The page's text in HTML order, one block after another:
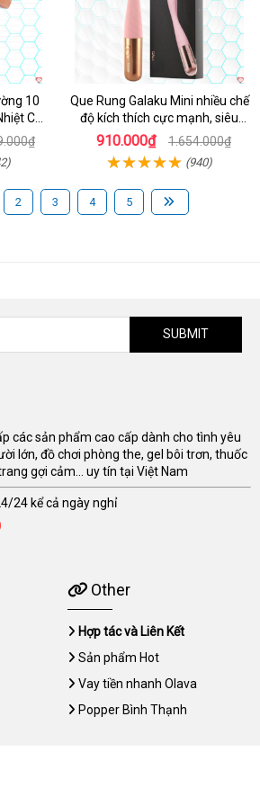
10
Cao
Que Rung Galaku Mini nhiều chế
độ kích thích cực mạnh, siêu
sướng
910.000₫ 1.654.000₫
(940)
2 3 4 5
SUBMIT
các sản phẩm cao cấp dành cho tình yêu
lớn, đồ chơi phòng the, gel bôi trơn, thuốc
gợi cảm... uy tín tại Việt Nam
24 kể cả ngày nghỉ
Other
Hợp tác và Liên Kết
Sản phẩm Hot
Vay tiền nhanh Olava
Popper Bình Thạnh